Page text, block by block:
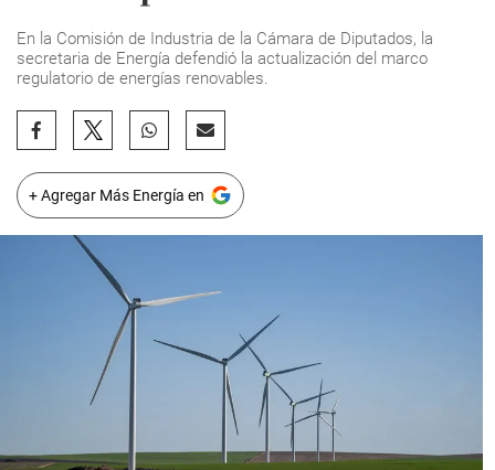
En la Comisión de Industria de la Cámara de Diputados, la
secretaria de Energía defendió la actualización del marco
regulatorio de energías renovables.
+ Agregar Más Energía en